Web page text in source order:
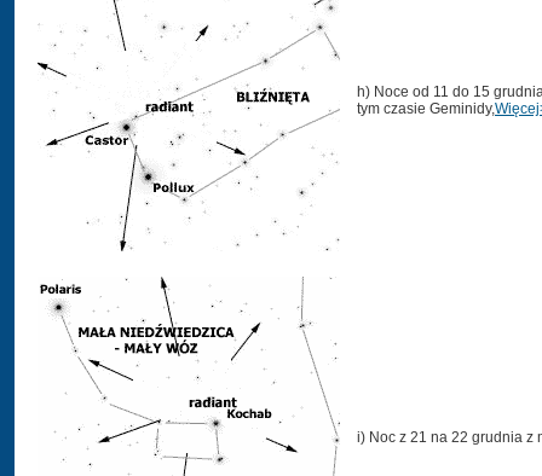
h) Noce od 11 do 15
tym czasie Geminidy,
i) Noc z 21 na 22 grudnia z